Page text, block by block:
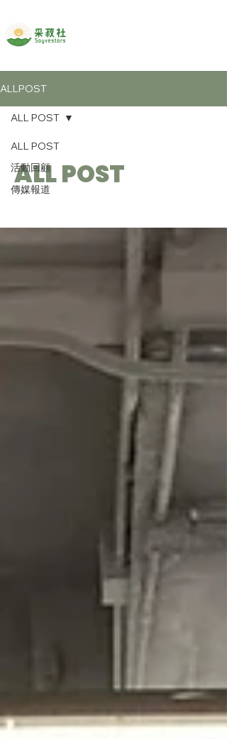
ALLPOST
ALL POST
活動回顧
傳媒報道
ALL POST
ALL POST